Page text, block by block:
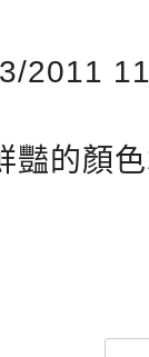
2011
豔的顏